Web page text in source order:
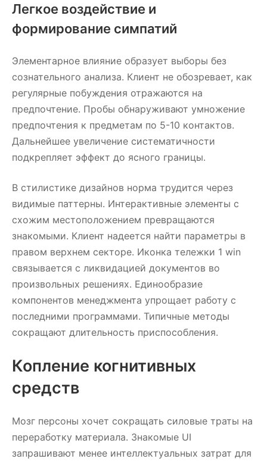
Легкое воздействие и
формирование симпатий
Элементарное влияние образует выборы без
сознательного анализа. Клиент не обозревает, как
регулярные побуждения отражаются на
предпочтение. Пробы обнаруживают умножение
предпочтения к предметам по 5-10 контактов.
Дальнейшее увеличение систематичности
подкрепляет эффект до ясного границы.
В стилистике дизайнов норма трудится через
видимые паттерны. Интерактивные элементы с
схожим местоположением превращаются
знакомыми. Клиент надеется найти параметры в
правом верхнем секторе. Иконка тележки 1 win
связывается с ликвидацией документов во
произвольных решениях. Единообразие
компонентов менеджмента упрощает работу с
последними программами. Типичные методы
сокращают длительность приспособления.
Копление когнитивных
средств
Мозг персоны хочет сокращать силовые траты на
переработку материала. Знакомые UI
запрашивают менее интеллектуальных затрат для